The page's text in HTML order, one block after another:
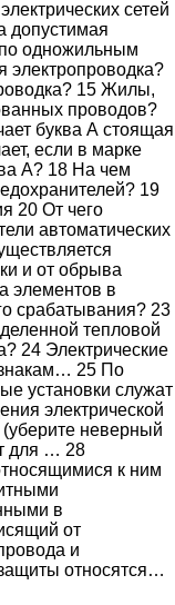
сетей
допустимая
одножильным
электропроводка?
15 Жилы,
проводов?
буква А стоящая
если в марке
А? 18 На чем
19
20 От чего
автоматических
и от обрыва
элементов в
срабатывания? 23
тепловой
24 Электрические
25 По
установки служат
электрической
неверный
для … 28
к ним
в
от
и
относятся…